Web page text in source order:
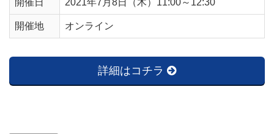
開催日 2021年7月8日（木）11:00～12:30
開催地 オンライン
詳細はコチラ